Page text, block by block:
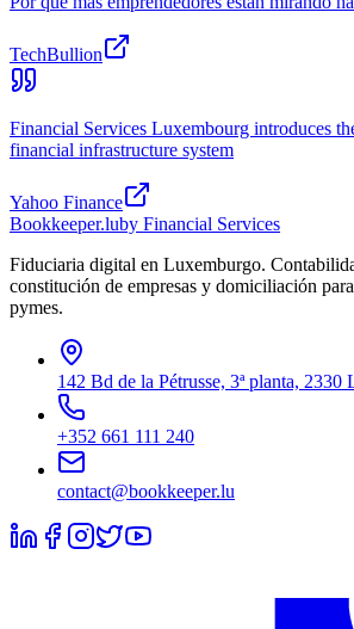
TechBullion
Financial Services Luxembourg introduces
financial infrastructure system
Yahoo Finance
Bookkeeper.luby Financial Services
Fiduciaria digital en Luxemburgo.
constitución de empresas y domiciliación
pymes.
142 Bd de la Pétrusse, 3ª planta, 2330
+352 661 111 240
contact@bookkeeper.lu